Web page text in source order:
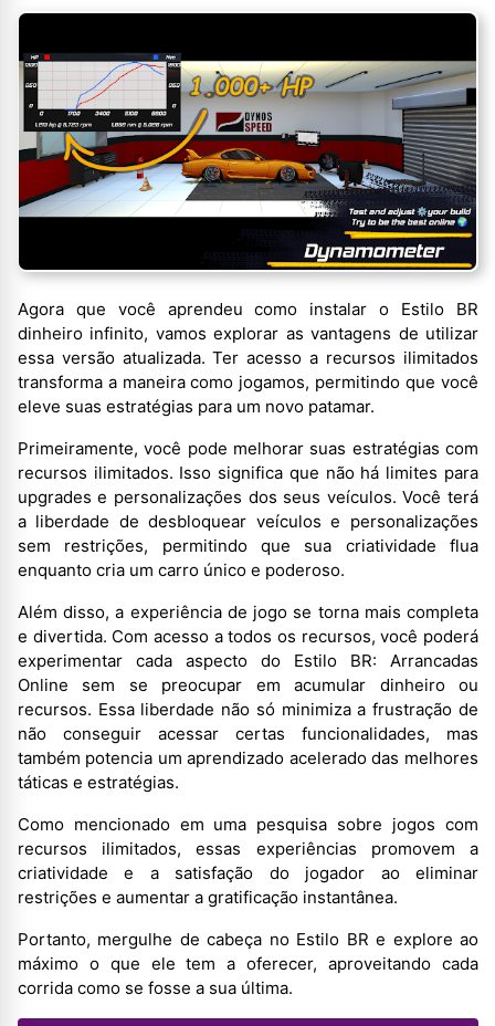
Agora que você aprendeu como instalar o Estilo BR
dinheiro infinito, vamos explorar as vantagens de utilizar
essa versão atualizada. Ter acesso a recursos ilimitados
transforma a maneira como jogamos, permitindo que você
eleve suas estratégias para um novo patamar.
Primeiramente, você pode melhorar suas estratégias com
recursos ilimitados. Isso significa que não há limites para
upgrades e personalizações dos seus veículos. Você terá
a liberdade de desbloquear veículos e personalizações
sem restrições, permitindo que sua criatividade flua
enquanto cria um carro único e poderoso.
Além disso, a experiência de jogo se torna mais completa
e divertida. Com acesso a todos os recursos, você poderá
experimentar cada aspecto do Estilo BR: Arrancadas
Online sem se preocupar em acumular dinheiro ou
recursos. Essa liberdade não só minimiza a frustração de
não conseguir acessar certas funcionalidades, mas
também potencia um aprendizado acelerado das melhores
táticas e estratégias.
Como mencionado em uma pesquisa sobre jogos com
recursos ilimitados, essas experiências promovem a
criatividade e a satisfação do jogador ao eliminar
restrições e aumentar a gratificação instantânea.
Portanto, mergulhe de cabeça no Estilo BR e explore ao
máximo o que ele tem a oferecer, aproveitando cada
corrida como se fosse a sua última.